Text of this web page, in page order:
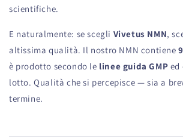
scientifiche.
E naturalmente: se scegli Vivetus NMN,
altissima qualità. Il nostro NMN contiene
è prodotto secondo le linee guida GMP ed
lotto. Qualità che si percepisce — sia a
termine.